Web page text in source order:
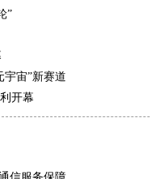
”
宇宙”新赛道
开幕